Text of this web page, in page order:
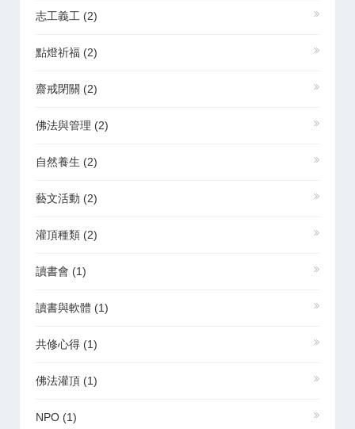
志工義工 (2)
點燈祈福 (2)
齋戒閉關 (2)
佛法與管理 (2)
自然養生 (2)
藝文活動 (2)
灌頂種類 (2)
讀書會 (1)
讀書與軟體 (1)
共修心得 (1)
佛法灌頂 (1)
NPO (1)